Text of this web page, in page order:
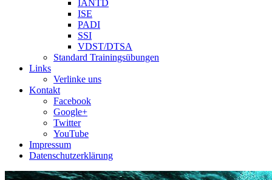
IANTD
ISE
PADI
SSI
VDST/DTSA
Standard Trainingsübungen
Links
Verlinke uns
Kontakt
Facebook
Google+
Twitter
YouTube
Impressum
Datenschutzerklärung